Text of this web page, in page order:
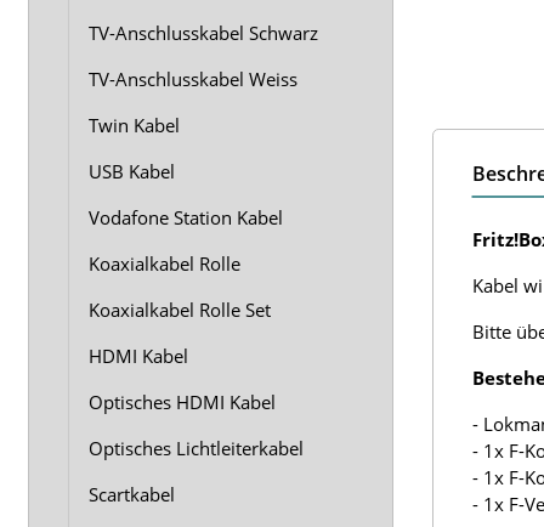
Kabel
Bitte
-
- 1x F-
- 1x F-
- 1x F-
TV-Anschlusskabel Schwarz
TV-Anschlusskabel Weiss
Twin Kabel
USB Kabel
Vodafone Station Kabel
Koaxialkabel Rolle
Koaxialkabel Rolle Set
HDMI Kabel
Optisches HDMI Kabel
Optisches Lichtleiterkabel
Scartkabel